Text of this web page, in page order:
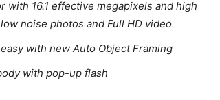
with 16.1 effective megapixels and high
noise photos and Full HD video
with new Auto Object Framing
with pop-up flash